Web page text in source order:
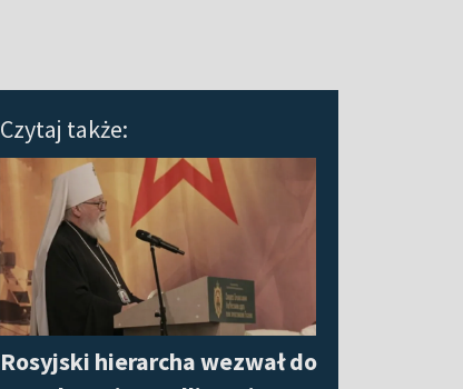
Czytaj także:
Rosyjski hierarcha wezwał do